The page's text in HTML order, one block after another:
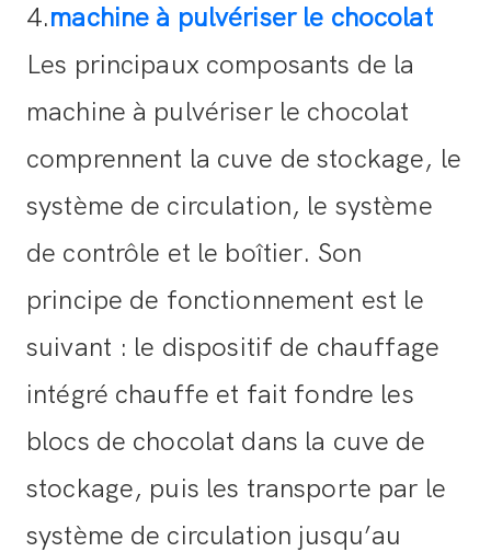
4.machine à pulvériser le chocolat
Les principaux composants de la
machine à pulvériser le chocolat
comprennent la cuve de stockage, le
système de circulation, le système
de contrôle et le boîtier. Son
principe de fonctionnement est le
suivant : le dispositif de chauffage
intégré chauffe et fait fondre les
blocs de chocolat dans la cuve de
stockage, puis les transporte par le
système de circulation jusqu’au